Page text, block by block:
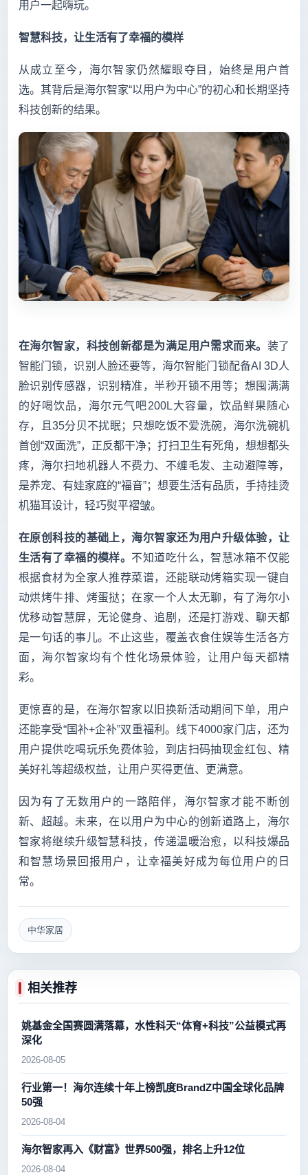
用户一起嗨玩。
智慧科技，让生活有了幸福的模样
从成立至今，海尔智家仍然耀眼夺目，始终是用户首
选。其背后是海尔智家“以用户为中心”的初心和长期坚持
科技创新的结果。
在海尔智家，科技创新都是为满足用户需求而来。 装了
智能门锁，识别人脸还要等，海尔智能门锁配备AI 3D人
脸识别传感器，识别精准，半秒开锁不用等；想囤满满
的好喝饮品，海尔元气吧200L大容量，饮品鲜果随心
存，且35分贝不扰眠；只想吃饭不爱洗碗，海尔洗碗机
首创“双面洗”，正反都干净；打扫卫生有死角，想想都头
疼，海尔扫地机器人不费力、不缠毛发、主动避障等，
是养宠、有娃家庭的“福音”；想要生活有品质，手持挂烫
机猫耳设计，轻巧熨平褶皱。
在原创科技的基础上，海尔智家还为用户升级体验，让
生活有了幸福的模样。 不知道吃什么，智慧冰箱不仅能
根据食材为全家人推荐菜谱，还能联动烤箱实现一键自
动烘烤牛排、烤蛋挞；在家一个人太无聊，有了海尔小
优移动智慧屏，无论健身、追剧，还是打游戏、聊天都
是一句话的事儿。不止这些，覆盖衣食住娱等生活各方
面，海尔智家均有个性化场景体验，让用户每天都精
彩。
更惊喜的是，在海尔智家以旧换新活动期间下单，用户
还能享受“国补+企补”双重福利。线下4000家门店，还为
用户提供吃喝玩乐免费体验，到店扫码抽现金红包、精
美好礼等超级权益，让用户买得更值、更满意。
因为有了无数用户的一路陪伴，海尔智家才能不断创
新、超越。未来，在以用户为中心的创新道路上，海尔
智家将继续升级智慧科技，传递温暖治愈，以科技爆品
和智慧场景回报用户，让幸福美好成为每位用户的日
常。
中华家居
相关推荐
姚基金全国赛圆满落幕，水性科天“体育+科技”公益模式再
深化
2026-08-05
行业第一！海尔连续十年上榜凯度BrandZ中国全球化品牌
50强
2026-08-04
海尔智家再入《财富》世界500强，排名上升12位
2026-08-04